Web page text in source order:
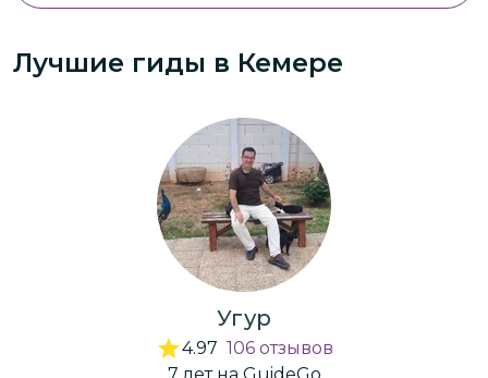
Лучшие гиды в Кемере
Угур
4.97 106 отзывов